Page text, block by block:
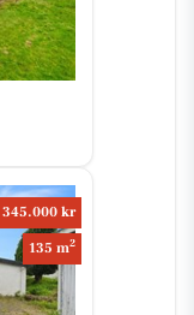
345.000 kr
135 m2